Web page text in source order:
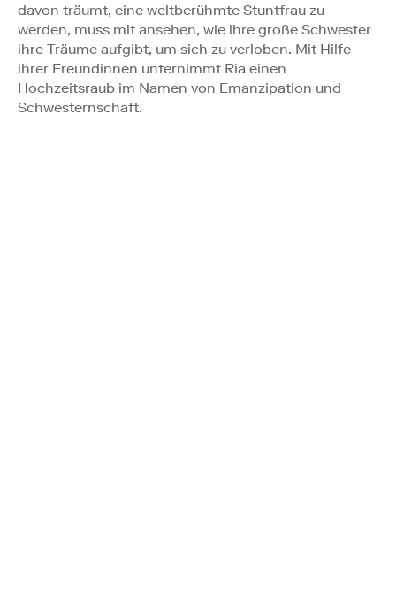
davon träumt, eine weltberühmte Stuntfrau zu
werden, muss mit ansehen, wie ihre große Schwester
ihre Träume aufgibt, um sich zu verloben. Mit Hilfe
ihrer Freundinnen unternimmt Ria einen
Hochzeitsraub im Namen von Emanzipation und
Schwesternschaft.